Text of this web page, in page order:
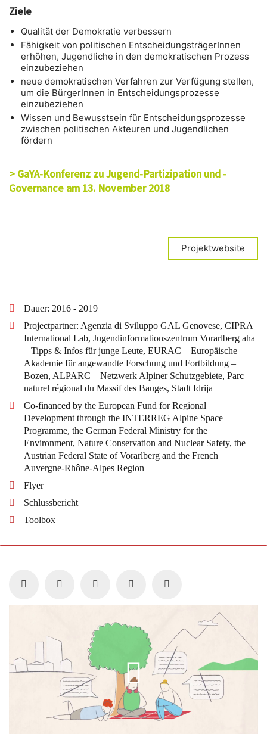
Ziele
Qualität der Demokratie verbessern
Fähigkeit von politischen EntscheidungsträgerInnen
erhöhen, Jugendliche in den demokratischen Prozess
einzubeziehen
neue demokratischen Verfahren zur Verfügung stellen,
um die BürgerInnen in Entscheidungsprozesse
einzubeziehen
Wissen und Bewusstsein für Entscheidungsprozesse
zwischen politischen Akteuren und Jugendlichen
fördern
> GaYA-Konferenz zu Jugend-Partizipation und -
Governance am 13. November 2018
Projektwebsite
Dauer: 2016 - 2019
Projectpartner: Agenzia di Sviluppo GAL Genovese, CIPRA
International Lab, Jugendinformationszentrum Vorarlberg aha
– Tipps & Infos für junge Leute, EURAC – Europäische
Akademie für angewandte Forschung und Fortbildung –
Bozen, ALPARC – Netzwerk Alpiner Schutzgebiete, Parc
naturel régional du Massif des Bauges, Stadt Idrija
Co-financed by the European Fund for Regional
Development through the INTERREG Alpine Space
Programme, the German Federal Ministry for the
Environment, Nature Conservation and Nuclear Safety, the
Austrian Federal State of Vorarlberg and the French
Auvergne-Rhône-Alpes Region
Flyer
Schlussbericht
Toolbox
Play
Video